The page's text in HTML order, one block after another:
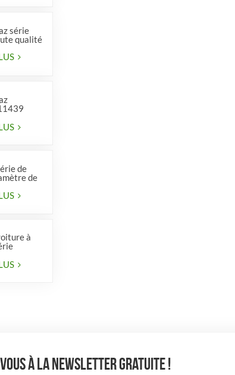
série
qualité
de
de
à
À LA NEWSLETTER GRATUITE !